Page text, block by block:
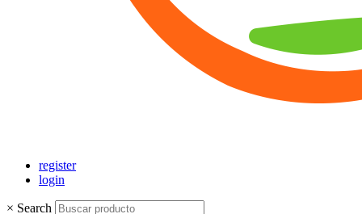
register
login
× Search